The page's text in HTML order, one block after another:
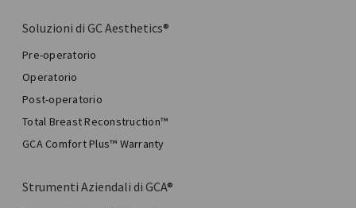
Soluzioni di GC Aesthetics®
Pre-operatorio
Operatorio
Post-operatorio
Total Breast Reconstruction™
GCA Comfort Plus™ Warranty
Strumenti Aziendali di GCA®